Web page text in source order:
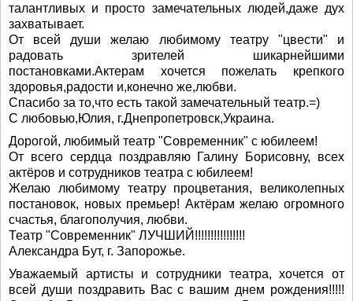
талантливых и просто замечательных людей,даже дух
захватывает.
От всей души желаю любимому театру "цвести" и
радовать зрителей шикарнейшими
постановками.Актерам хочется пожелать крепкого
здоровья,радости и,конечно же,любви.
Спасибо за то,что есть такой замечательный театр.=)
С любовью,Юлия, г.Днепропетровск,Украина.
Дорогой, любимый театр "Современник" с юбилеем!
От всего сердца поздравляю Галину Борисовну, всех
актёров и сотрудников театра с юбилеем!
Желаю любимому театру процветания, великолепных
постановок, новых премьер! Актёрам желаю огромного
счастья, благополучия, любви.
Театр "Современник" ЛУЧШИЙ!!!!!!!!!!!!!!!!
Александра Бут, г. Запорожье.
Уважаемый артисты и сотрудники театра, хочется от
всей души поздравить Вас с вашим днем рождения!!!!!